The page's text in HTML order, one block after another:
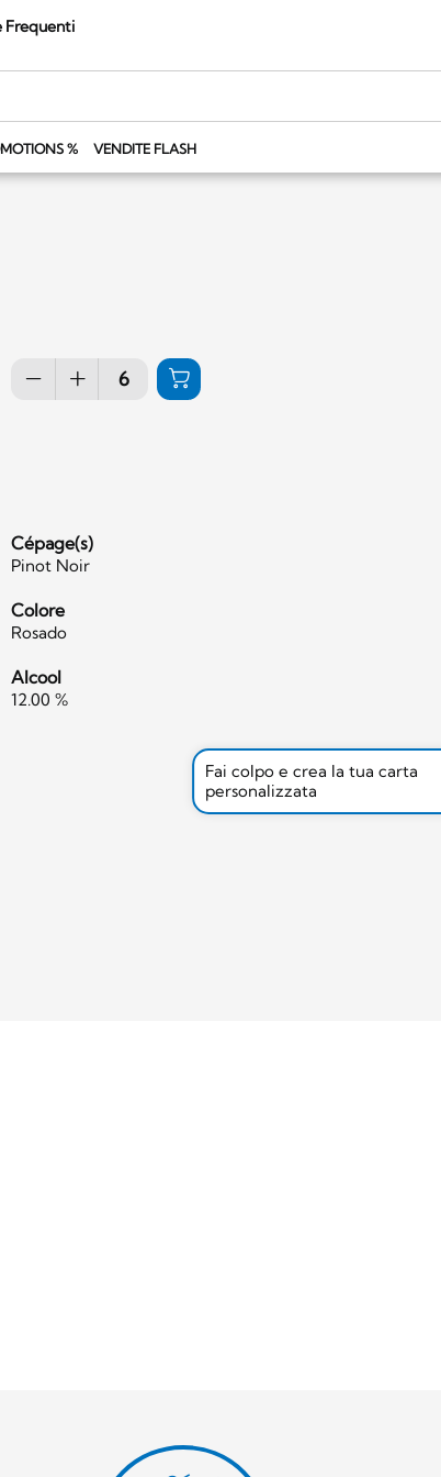
Frequenti
% VENDITE FLASH
Cépage(s)
Pinot Noir
Colore
Rosado
Alcool
12.00 %
Fai colpo e crea la tua carta
personalizzata